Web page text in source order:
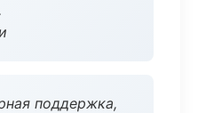
поддержка,